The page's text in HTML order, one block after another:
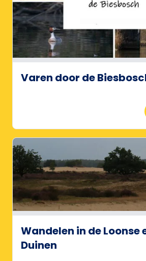
Varen door de
Wandelen in de Loonse
Duinen